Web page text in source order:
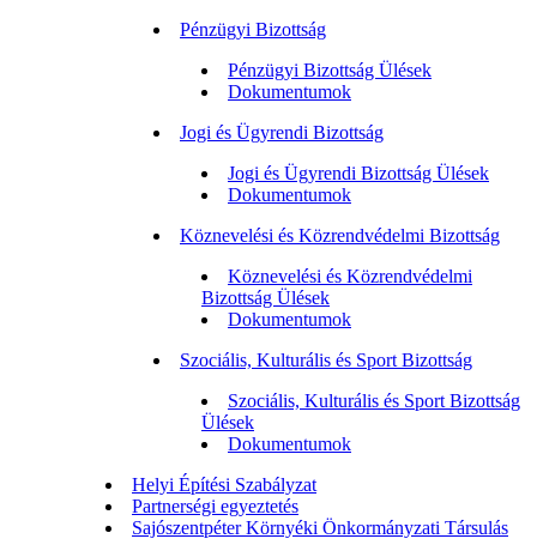
Pénzügyi Bizottság
Pénzügyi Bizottság Ülések
Dokumentumok
Jogi és Ügyrendi Bizottság
Jogi és Ügyrendi Bizottság Ülések
Dokumentumok
Köznevelési és Közrendvédelmi Bizottság
Köznevelési és Közrendvédelmi
Bizottság Ülések
Dokumentumok
Szociális, Kulturális és Sport Bizottság
Szociális, Kulturális és Sport Bizottság
Ülések
Dokumentumok
Helyi Építési Szabályzat
Partnerségi egyeztetés
Sajószentpéter Környéki Önkormányzati Társulás